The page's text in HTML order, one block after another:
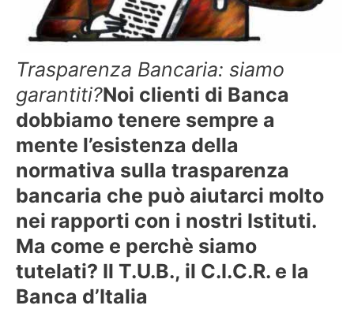
Trasparenza Bancaria: siamo
garantiti?Noi clienti di Banca
dobbiamo tenere sempre a
mente l’esistenza della
normativa sulla trasparenza
bancaria che può aiutarci molto
nei rapporti con i nostri Istituti.
Ma come e perchè siamo
tutelati? Il T.U.B., il C.I.C.R. e la
Banca d’Italia